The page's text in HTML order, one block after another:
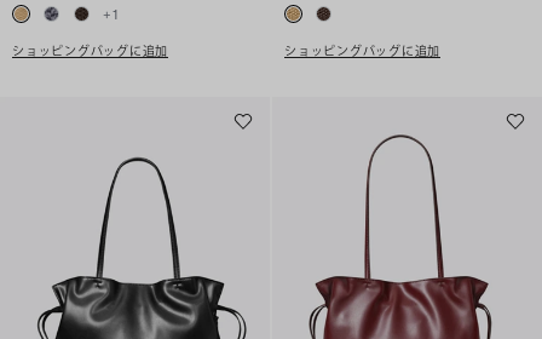
+1
ショッピングバッグに追加 ショッピングバッグに追加